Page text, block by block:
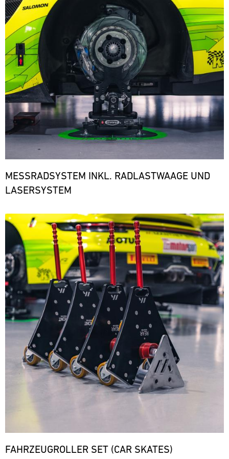
den
notwendigen
Ersatzteilen.
MESSRADSYSTEM INKL. RADLASTWAAGE UND
LASERSYSTEM
Bild
FAHRZEUGROLLER SET (CAR SKATES)